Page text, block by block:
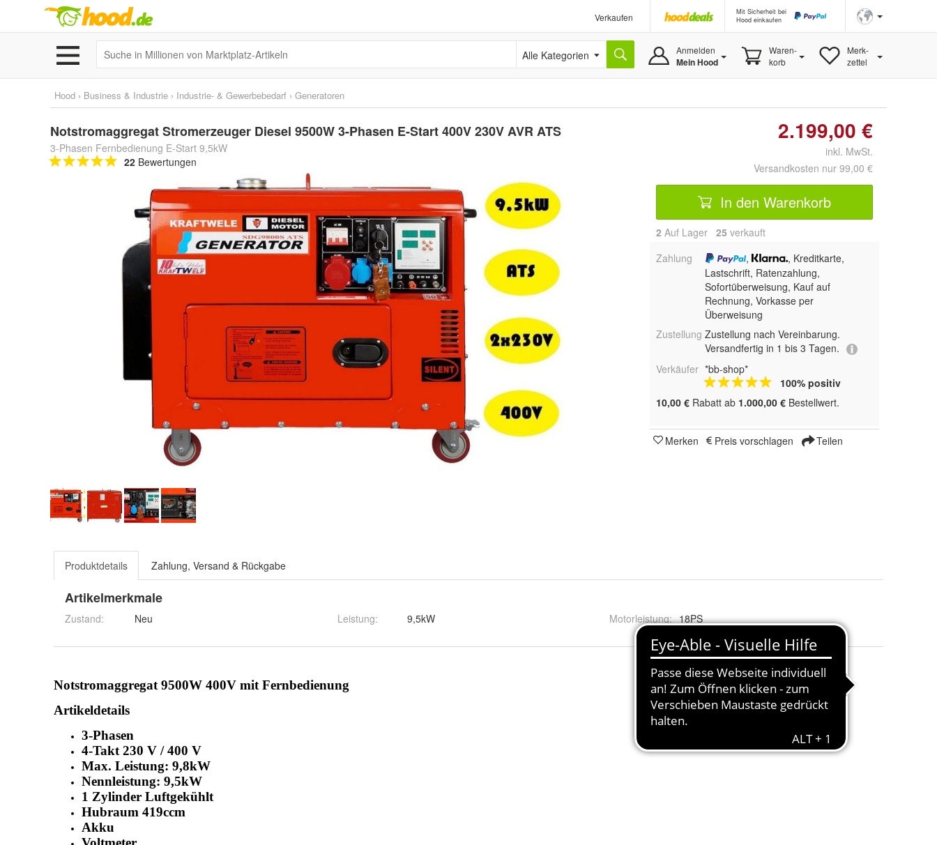
Verkaufen
Mit Sicherheit bei
Hood einkaufen
Alle Kategorien Anmelden
Mein Hood
Waren-
korb
Merk-
zettel
Hood › Business & Industrie › Industrie- & Gewerbebedarf › Generatoren
Notstromaggregat Stromerzeuger Diesel 9500W 3-Phasen E-Start 400V 230V AVR ATS
3-Phasen Fernbedienung E-Start 9,5kW
22 Bewertungen
2.199,00 €
inkl. MwSt.
Versandkosten nur 99,00 €
In den Warenkorb
2 Auf Lager 25 verkauft
Zahlung
,
, Kreditkarte,
Lastschrift, Ratenzahlung,
Sofortüberweisung, Kauf auf
Rechnung, Vorkasse per
Überweisung
Zustellung Zustellung nach Vereinbarung.
Versandfertig in 1 bis 3 Tagen.
Verkäufer *bb-shop*
100% positiv
10,00 € Rabatt ab 1.000,00 € Bestellwert.
Merken Preis vorschlagen Teilen
Produktdetails Zahlung, Versand & Rückgabe
Artikelmerkmale
Zustand: Neu Leistung: 9,5kW Motorleistung: 18PS